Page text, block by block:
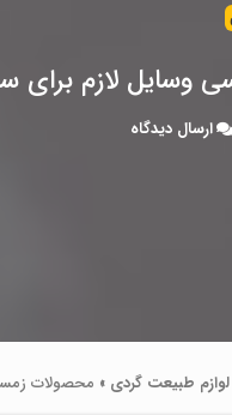
وسایل لازم برای
ارسال دیدگاه
طبیعت ‌گردی » محصولات